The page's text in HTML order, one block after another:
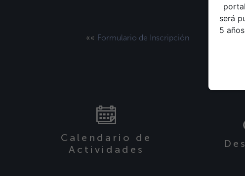
será
5
«« Formulario de Inscripción
Calendario de
Actividades